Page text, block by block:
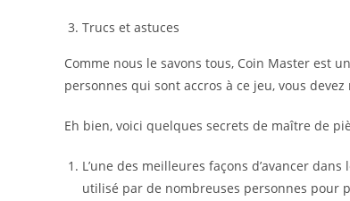
Trucs et astuces
Comme nous le savons tous, Coin Master est
personnes qui sont accros à ce jeu, vous
Eh bien, voici quelques secrets de maître de
L’une des meilleures façons d’avancer
utilisé par de nombreuses personnes pour